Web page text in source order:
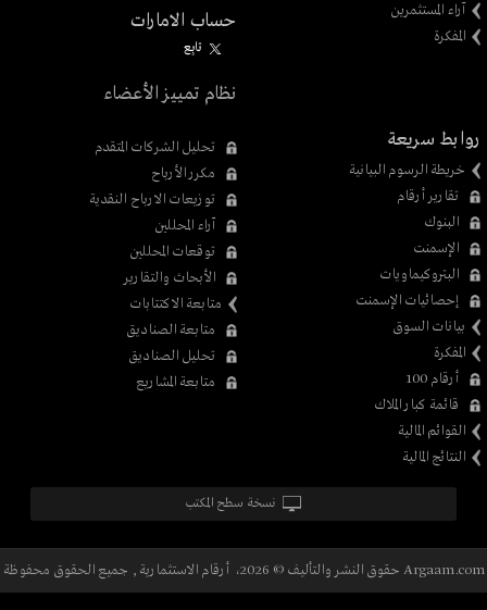
آراء المستثمرين
المفكرة
حساب الامارات
تابِع
نظام تمييز الأعضاء
روابط سريعة
خريطة الرسوم البيانية
تقارير أرقام
البنوك
الإسمنت
البتروكيماويات
إحصائيات الإسمنت
بيانات السوق
المفكرة
أرقام 100
قائمة كبار الملاك
القوائم المالية
النتائج المالية
تحليل الشركات المتقدم
مكرر الأرباح
توزيعات الارباح النقدية
آراء المحللين
توقعات المحللين
الأبحاث والتقارير
متابعة الاكتتابات
متابعة الصناديق
تحليل الصناديق
متابعة المشاريع
نسخة سطح المكتب
Argaam.com حقوق النشر والتأليف © 2026، أرقام الاستثمارية , جميع الحقوق محفوظة